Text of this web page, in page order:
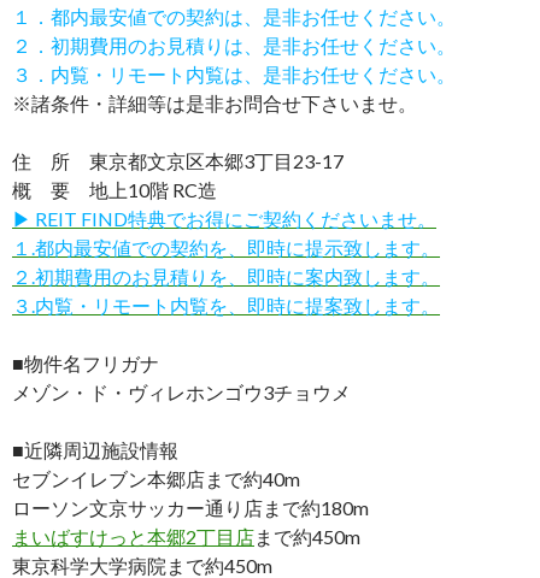
１．都内最安値での契約は、是非お任せください。
２．初期費用のお見積りは、是非お任せください。
３．内覧・リモート内覧は、是非お任せください。
※諸条件・詳細等は是非お問合せ下さいませ。
住 所 東京都文京区本郷3丁目23-17
概 要 地上10階 RC造
▶ REIT FIND特典でお得にご契約くださいませ。
１.都内最安値での契約を、即時に提示致します。
２.初期費用のお見積りを、即時に案内致します。
３.内覧・リモート内覧を、即時に提案致します。
■物件名フリガナ
メゾン・ド・ヴィレホンゴウ3チョウメ
■近隣周辺施設情報
セブンイレブン本郷店まで約40m
ローソン文京サッカー通り店まで約180m
まいばすけっと本郷2丁目店まで約450m
東京科学大学病院まで約450m